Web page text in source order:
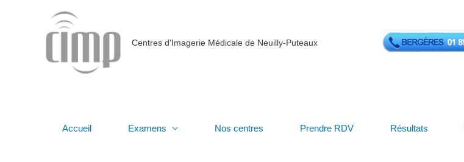
Centres d'Imagerie Médicale de Neuilly-Puteaux
Accueil Examens Nos centres Prendre RDV Résultats